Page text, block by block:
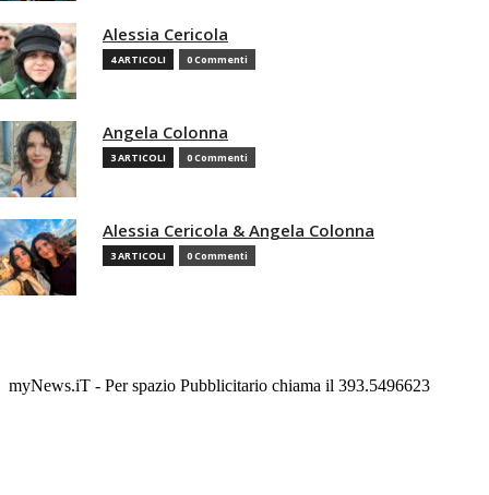
Alessia Cericola
4 ARTICOLI 0 Commenti
Angela Colonna
3 ARTICOLI 0 Commenti
Alessia Cericola & Angela Colonna
3 ARTICOLI 0 Commenti
myNews.iT - Per spazio Pubblicitario chiama il 393.5496623